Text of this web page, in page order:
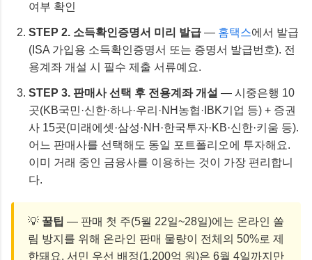
여부 확인
STEP 2. 소득확인증명서 미리 발급 — 홈택스에서 발급
(ISA 가입용 소득확인증명서 또는 증명서 발급번호). 전
용계좌 개설 시 필수 제출 서류예요.
STEP 3. 판매사 선택 후 전용계좌 개설 — 시중은행 10
곳(KB국민·신한·하나·우리·NH농협·IBK기업 등) + 증권
사 15곳(미래에셋·삼성·NH·한국투자·KB·신한·키움 등).
어느 판매사를 선택해도 동일 포트폴리오에 투자해요.
이미 거래 중인 금융사를 이용하는 것이 가장 편리합니
다.
💡 꿀팁 — 판매 첫 주(5월 22일~28일)에는 온라인 쏠
림 방지를 위해 온라인 판매 물량이 전체의 50%로 제
한돼요. 서민 우선 배정(1,200억 원)은 6월 4일까지만